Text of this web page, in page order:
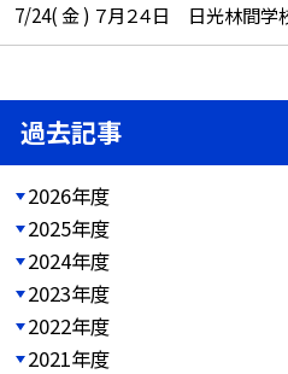
7/24( 金 ) ７月２４日 日光林間学
過去記事
2026年度
2025年度
2024年度
2023年度
2022年度
2021年度